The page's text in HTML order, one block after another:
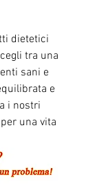
dietetici
tra una
sani e
e
i nostri
una vita